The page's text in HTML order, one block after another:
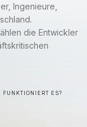
Ingenieure,
die Entwickler
FUNKTIONIERT ES?